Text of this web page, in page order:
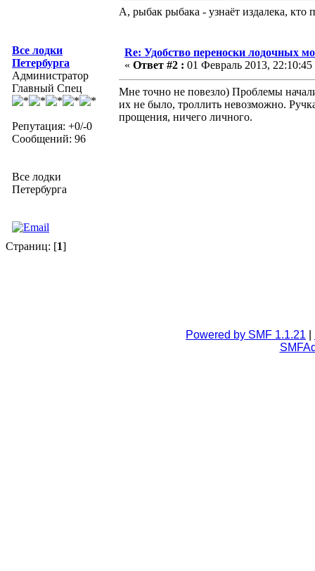
А, рыбак рыбака - узнаёт издалека,
Все лодки
Петербурга
Администратор
Главный Спец
Репутация: +0/-0
Сообщений: 96
Все лодки
Петербурга
Re: Удобство переноски лодочных
« Ответ #2 : 01 Февраль 2013, 22:10:45
Мне точно не повезло) Проблемы
их не было, троллить невозможно.
прощения, ничего личного.
Страниц: [1]
Powered by SMF 1.1.21